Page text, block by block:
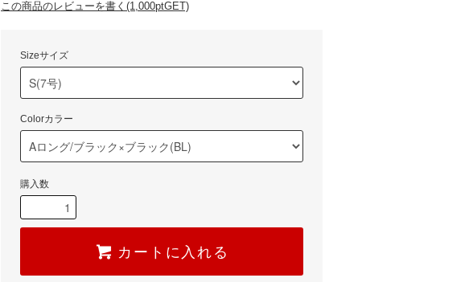
この商品のレビューを書く(1,000ptGET)
Sizeサイズ
Colorカラー
購入数
カートに入れる